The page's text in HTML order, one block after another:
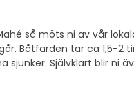
så möts ni av vår
Båtfärden tar ca 1,5-2
sjunker. Självklart blir ni